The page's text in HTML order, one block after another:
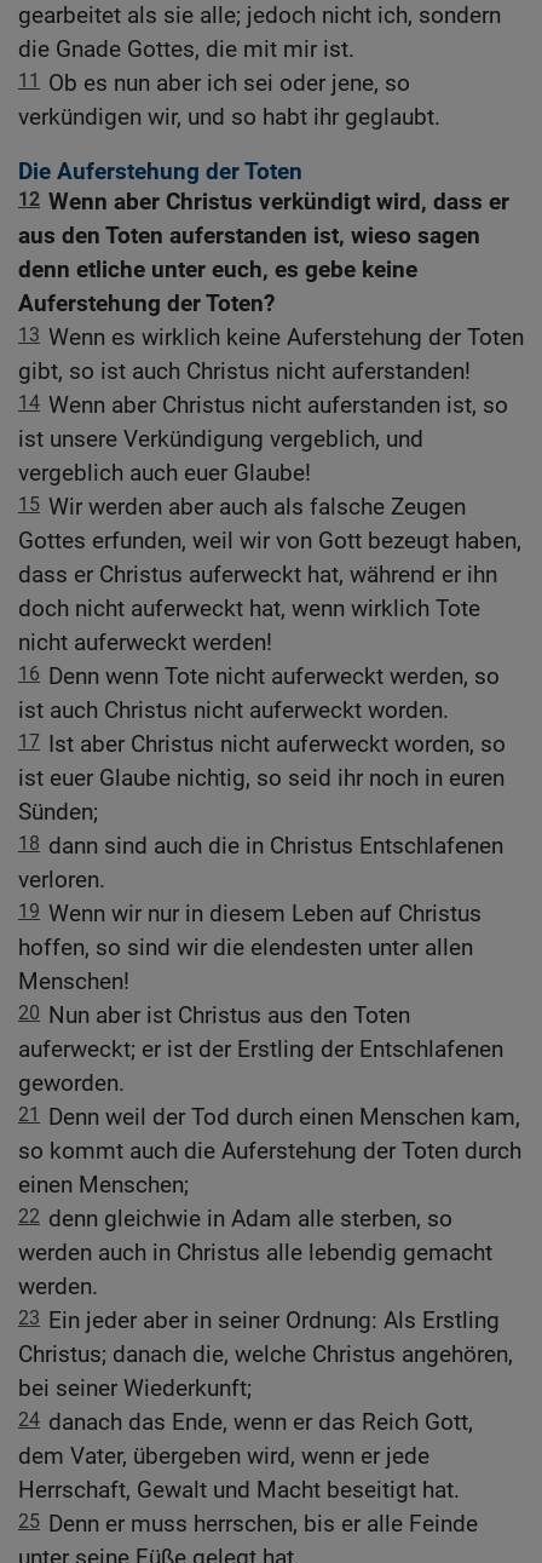
gearbeitet als sie alle; jedoch nicht ich, sondern
die Gnade Gottes, die mit mir ist.
11
Ob es nun aber ich sei oder jene, so
verkündigen wir, und so habt ihr geglaubt.
Die Auferstehung der Toten
12 Wenn aber Christus verkündigt wird, dass er
aus den Toten auferstanden ist, wieso sagen
denn etliche unter euch, es gebe keine
Auferstehung der Toten?
13 Wenn es wirklich keine Auferstehung der Toten
gibt, so ist auch Christus nicht auferstanden!
14 Wenn aber Christus nicht auferstanden ist, so
ist unsere Verkündigung vergeblich, und
vergeblich auch euer Glaube!
15 Wir werden aber auch als falsche Zeugen
Gottes erfunden, weil wir von Gott bezeugt haben,
dass er Christus auferweckt hat, während er ihn
doch nicht auferweckt hat, wenn wirklich Tote
nicht auferweckt werden!
16 Denn wenn Tote nicht auferweckt werden, so
ist auch Christus nicht auferweckt worden.
17 Ist aber Christus nicht auferweckt worden, so
ist euer Glaube nichtig, so seid ihr noch in euren
Sünden;
18 dann sind auch die in Christus Entschlafenen
verloren.
19 Wenn wir nur in diesem Leben auf Christus
hoffen, so sind wir die elendesten unter allen
Menschen!
20 Nun aber ist Christus aus den Toten
auferweckt; er ist der Erstling der Entschlafenen
geworden.
21
Denn weil der Tod durch einen Menschen kam,
so kommt auch die Auferstehung der Toten durch
einen Menschen;
22 denn gleichwie in Adam alle sterben, so
werden auch in Christus alle lebendig gemacht
werden.
23 Ein jeder aber in seiner Ordnung: Als Erstling
Christus; danach die, welche Christus angehören,
bei seiner Wiederkunft;
24 danach das Ende, wenn er das Reich Gott,
dem Vater, übergeben wird, wenn er jede
Herrschaft, Gewalt und Macht beseitigt hat.
25 Denn er muss herrschen, bis er alle Feinde